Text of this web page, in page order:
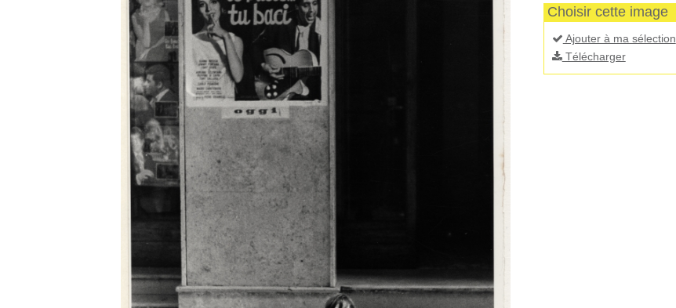
Choisir cette image
Ajouter à ma sélection
Télécharger